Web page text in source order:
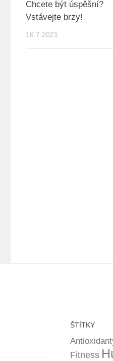
Chcete být úspěšní?
Vstávejte brzy!
16.7.2021
ŠTÍTKY
Fitness